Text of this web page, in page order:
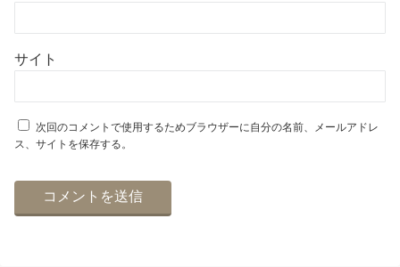
サイト
次回のコメントで使用するためブラウザーに自分の名前、メールアドレ
ス、サイトを保存する。